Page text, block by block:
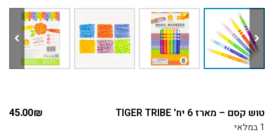
טוש קסם – מארז 6 יח' TIGER TRIBE 45.00₪
1 במלאי